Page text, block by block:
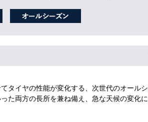
タイヤの性能が変化する、次世代のオール
た両方の長所を兼ね備え、急な天候の変化